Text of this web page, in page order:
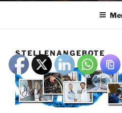
STELLENANGEBOTE